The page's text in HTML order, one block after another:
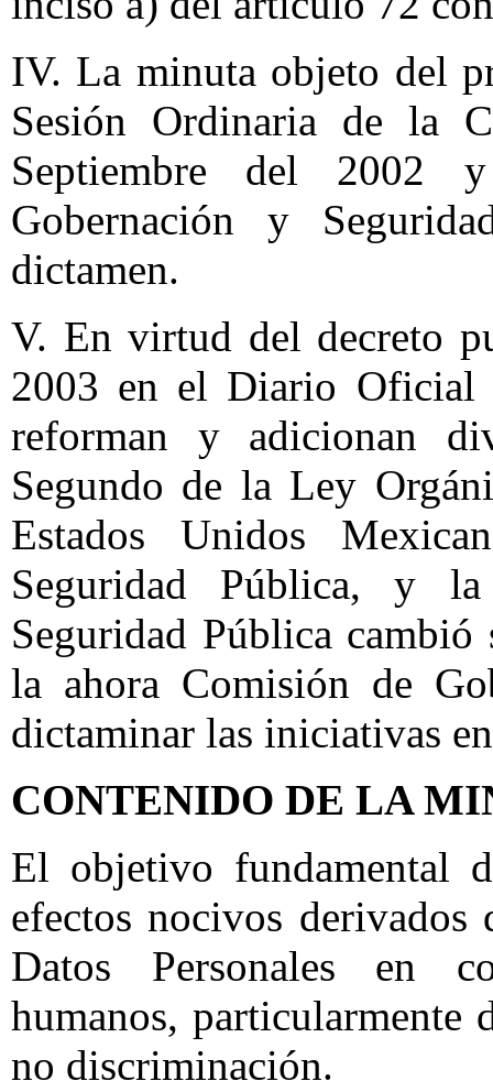
IV. La minuta objeto del
Sesión Ordinaria de la
Septiembre del 2002
Gobernación y
dictamen.
V. En virtud del decreto
2003 en el Diario Oficial
reforman y adicionan
Segundo de la Ley
Estados Unidos
Seguridad Pública, y
Seguridad Pública
la ahora Comisión de
dictaminar las iniciativas
CONTENIDO DE LA
El objetivo fundamental
efectos nocivos
Datos Personales en
humanos, particularmente
no discriminación.